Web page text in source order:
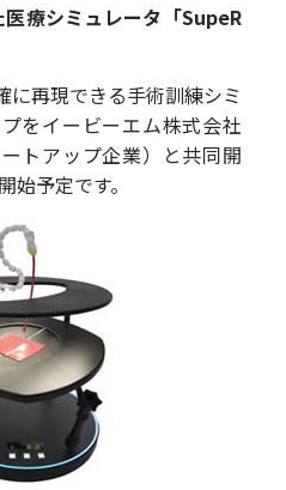
療シミュレータ「SupeR
に再現できる手術訓練シミ
をイービーエム株式会社
トアップ企業）と共同開
予定です。